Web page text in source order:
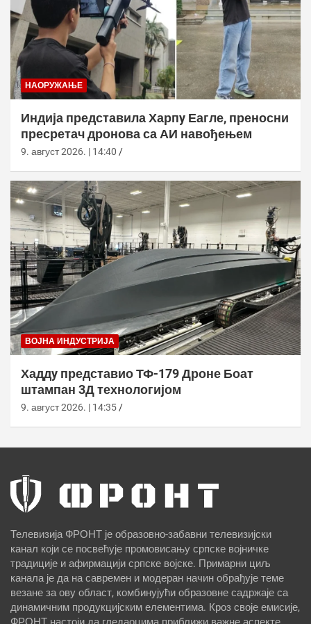
НАОРУЖАЊЕ
Индија представила Харпy Еагле, преносни
пресретач дронова са АИ навођењем
9. август 2026. | 14:40
ВОЈНА ИНДУСТРИЈА
Хаддy представио ТФ-179 Дроне Боат
штампан 3Д технологијом
9. август 2026. | 14:35
Телевизија ФРОНТ је образовно-забавни телевизијски
канал који се посвећује промовисању српске војничке
традиције и афирмацији српске војске. Примарни циљ
канала је да на савремен и модеран начин обрађује теме
везане за ову област, комбинујући образовне садржаје са
динамичним продукцијским елементима. Кроз своје емисије,